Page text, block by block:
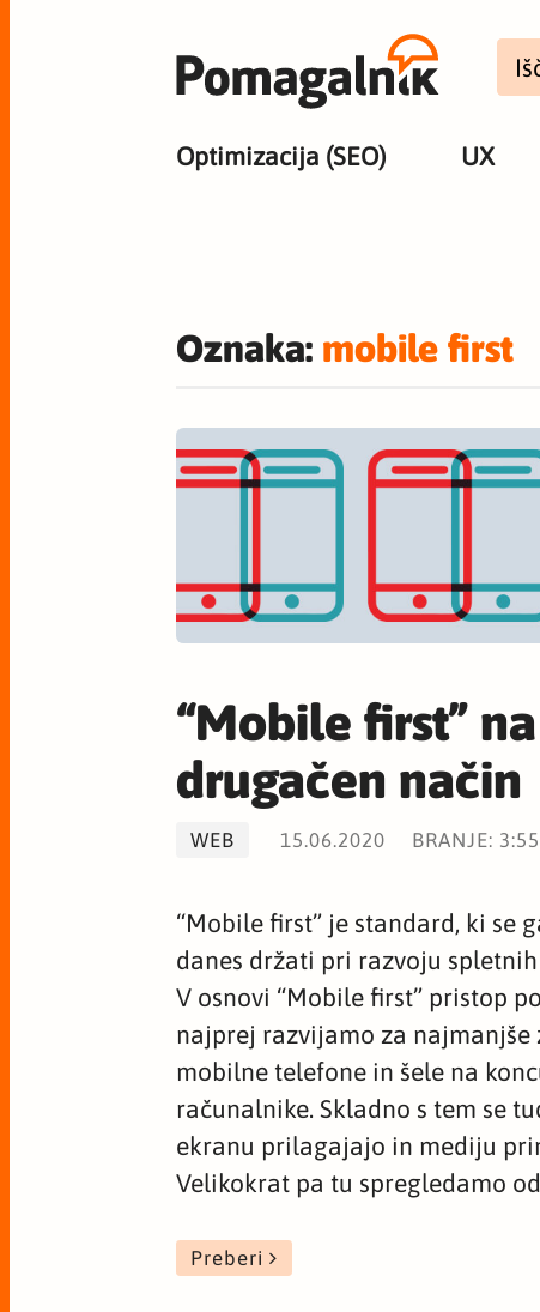
Optimizacija (SEO) UX
Oznaka: mobile first
“Mobile first” na
drugačen način
WEB 15.06.2020 BRANJE:
“Mobile first” je standard, ki se
danes držati pri razvoju
V osnovi “Mobile first” pristop
najprej razvijamo za najmanjše
mobilne telefone in šele na
računalnike. Skladno s tem se
ekranu prilagajajo in mediju
Velikokrat pa tu spregledamo
Preberi